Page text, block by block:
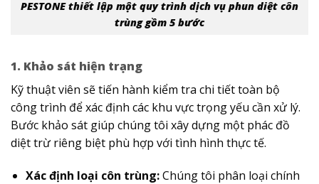
PESTONE thiết lập một quy trình dịch vụ phun diệt côn
trùng gồm 5 bước
1. Khảo sát hiện trạng
Kỹ thuật viên sẽ tiến hành kiểm tra chi tiết toàn bộ
công trình để xác định các khu vực trọng yếu cần xử lý.
Bước khảo sát giúp chúng tôi xây dựng một phác đồ
diệt trừ riêng biệt phù hợp với tình hình thực tế.
Xác định loại côn trùng:Chúng tôi phân loại chính